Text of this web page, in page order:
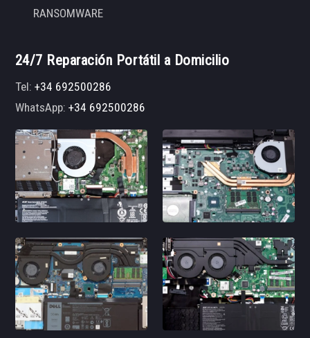
RANSOMWARE
24/7 Reparación Portátil a Domicilio
Tel:+34 692500286
WhatsApp:+34 692500286